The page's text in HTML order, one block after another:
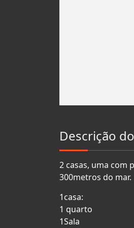
Descrição do
2 casas, uma com
300metros do mar.
1casa:
1 quarto
1Sala